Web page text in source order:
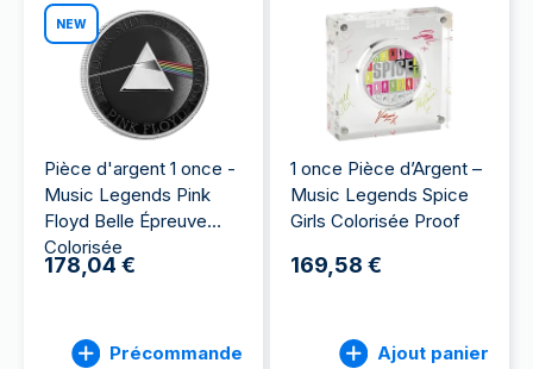
NEW
Pièce d'argent 1 once -
Music Legends Pink
Floyd Belle Épreuve
Colorisée
178,04 €
Précommande
1 once Pièce d’Argent –
Music Legends Spice
Girls Colorisée Proof
169,58 €
Ajout panier